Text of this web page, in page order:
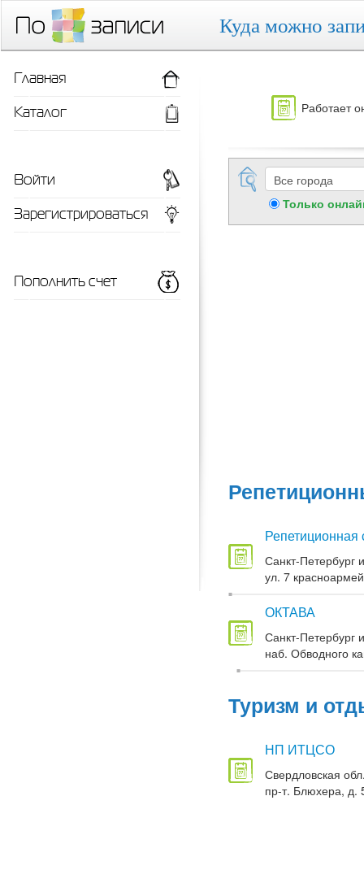
Куда можно
Работает
Только
Репетиционная
Санкт-Петербург
ул. 7
ОКТАВА
Санкт-Петербург
наб. Обводного
Туризм и
НП ИТЦСО
Свердловская
пр-т. Блюхера, д.
Главная
Каталог
Войти
Зарегистрироваться
Пополнить счет